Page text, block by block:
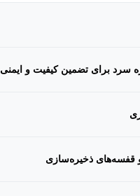
سرد برای تضمین کیفیت و ایمنی
و قفسه‌های ذخیره‌سازی